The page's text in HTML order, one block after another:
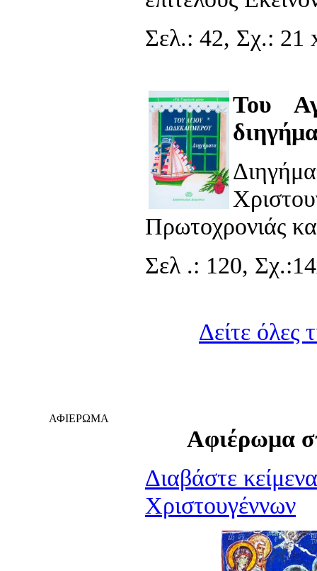
Σελ.: 42, Σχ.: 21
Του
Πρωτοχρονιάς
Σελ .: 120,
Δείτε όλες
ΑΦΙΕΡΩΜΑ
Aφιέρωμα
Διαβάστε
Χριστουγέννων